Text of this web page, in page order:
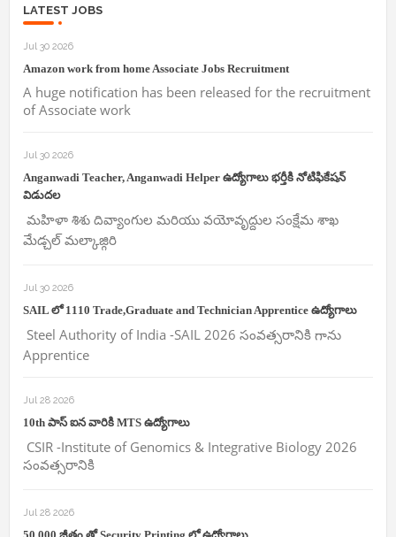
LATEST JOBS
Jul 30 2026
Amazon work from home Associate Jobs Recruitment
A huge notification has been released for the recruitment
of Associate work
Jul 30 2026
Anganwadi Teacher, Anganwadi Helper ఉద్యోగాలు భర్తీకి నోటిఫికేషన్
విడుదల
మహిళా శిశు దివ్యాంగుల మరియు వయోవృద్దుల సంక్షేమ శాఖ
మేడ్చల్ మల్కాజ్గిరి
Jul 30 2026
SAIL లో 1110 Trade,Graduate and Technician Apprentice ఉద్యోగాలు
Steel Authority of India -SAIL 2026 సంవత్సరానికి గాను
Apprentice
Jul 28 2026
10th పాస్ ఐన వారికి MTS ఉద్యోగాలు
CSIR -Institute of Genomics & Integrative Biology 2026
సంవత్సరానికి
Jul 28 2026